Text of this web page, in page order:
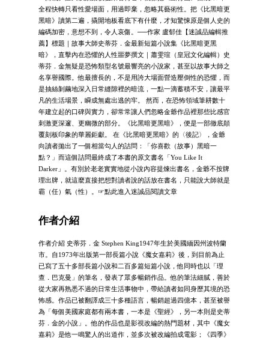
全程快轉只看性愛場面，用過即棄，忽略其藝術性。把《比黑暗更
黑暗》讀第二遍，撬開地板看底下有什麼，才知驚悚原是個人史的
編碼加密，意想不到，令人哀傷。──作家 盧郁佳【迷誠品編輯推
薦】標題｜故事大師史蒂芬．金最新短篇小說集《比黑暗更黑
暗》，直擊內在恐懼的人性噩夢撰文｜蕭雯瑄（皇冠文化編輯）史
蒂芬．金無疑是恐怖類型名號最響亮的小說家，甚至以故事大師之
名享譽國際。他最擅長的，不是用誇大場面營造壓倒性的恐懼，而
是抽絲剝繭地深入日常縫隙裡的暗流，一點一滴蓄積不安，讓最平
凡的生活場景，瞬成無處出逃的牢。 然而，在恐怖領域筆耕數十
年建立起的口碑與實力，卻常常讓人們忽略金爺作品裡那些比感官
刺激更深邃、更幽微的部分。《比黑暗更黑暗》，便是一部徹底顛
覆刻板印象的華麗鉅獻。 在《比黑暗更黑暗》的〈後記〉，金爺
向讀者拋出了一個相當勾人的詰問：「你喜歡（故事）黑暗一
點？」而這個詰問最終成了本書的原文書名「You Like It
Darker」。有別於老老實實地從小說內容提煉出書名，金爺不按牌
理出牌，就這麼直接把想對讀者說的話放在書名，只能說大師就是
霸（任）氣（性）。☞點此進入迷誠品閱讀文章
作者介紹
作者介紹 史蒂芬．金 Stephen King1947年生於美國緬因州波特蘭
市。自1973年出版第一部長篇小說《魔女嘉莉》後，到目前為止
已寫了五十多部長篇小說和二百多篇短篇小說，他同時也以「理
查．巴克曼」的筆名，發表了眾多暢銷作品。他的筆法細膩，善於
從大家再熟悉不過的日常生活事物中，帶給讀者如同身歷其境的恐
怖感。作品已被翻譯成三十多種語言，暢銷超過四億本，甚至被譽
為「每個美國家庭都有兩本書，一本是《聖經》，另一本則是史蒂
芬．金的小說」。他的作品也是影視改編的熱門題材，其中《魔女
嘉莉》是他一鳴驚人的出道作，並多次被改編拍成電影；《四季》